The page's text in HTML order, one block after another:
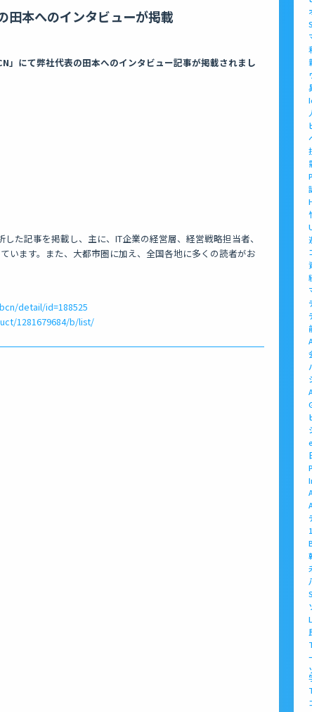
田本へのインタビューが掲載
」にて弊社代表の田本へのインタビュー記事が掲載されまし
た記事を掲載し、主に、IT企業の経営層、経営戦略担当者、
います。また、大都市圏に加え、全国各地に多くの読者がお
detail/id=188525
1281679684/b/list/